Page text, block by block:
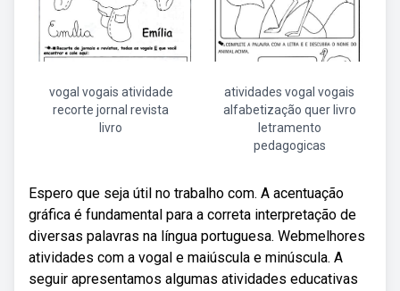
vogal vogais atividade
recorte jornal revista
livro
atividades vogal vogais
alfabetização quer livro
letramento
pedagogicas
Espero que seja útil no trabalho com. A acentuação
gráfica é fundamental para a correta interpretação de
diversas palavras na língua portuguesa. Webmelhores
atividades com a vogal e maiúscula e minúscula. A
seguir apresentamos algumas atividades educativas